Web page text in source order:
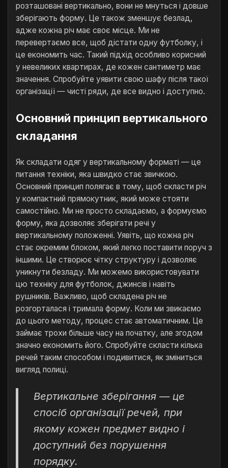
розташовані вертикально, вони не мнуться і довше
зберігають форму. Це також зменшує безлад,
адже кожна річ має своє місце. Ми не
перевертаємо все, щоб дістати одну футболку, і
це економить час. Такий підхід особливо корисний
у невеликих квартирах, де кожен сантиметр має
значення. Спробуйте уявити свою шафу після такої
організації — чисті ряди, де все видно і доступно.
Основний принцип вертикального
складання
Як складати одяг у вертикальному форматі — це
питання техніки, яка швидко стає звичкою.
Основний принцип полягає в тому, щоб скласти річ
у компактний прямокутник, який може стояти
самостійно. Ми не просто складаємо, а формуємо
форму, яка дозволяє зберігати речі у
вертикальному положенні. Уявіть, що кожна річ
стає окремим блоком, який легко поставити поруч з
іншими. Це створює чітку структуру і дозволяє
уникнути безладу. Ми можемо використовувати
цю техніку для футболок, джинсів і навіть
рушників. Важливо, щоб складена річ не
розгорталася і тримала форму. Коли ми звикаємо
до цього методу, процес стає автоматичним. Це
займає трохи більше часу на початку, але згодом
значно економить його. Спробуйте скласти кілька
речей таким способом і подивитися, як зміниться
вигляд полиці.
Вертикальне зберігання — це
спосіб організації речей, при
якому кожен предмет видно і
доступний без порушення
порядку.